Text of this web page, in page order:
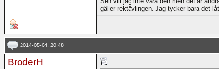
gäller rektävlingen. Jag tycker bara det
2014-05-04, 20:48
BroderH